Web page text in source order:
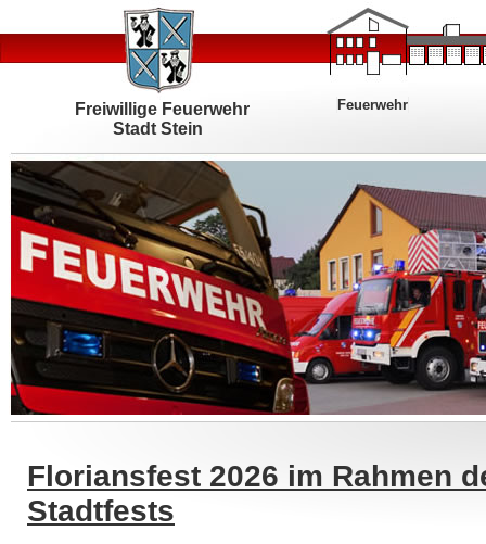
Freiwillige Feuerwehr
Stadt Stein
Feuerwehr
Floriansfest 2026 im Rahmen
Stadtfests